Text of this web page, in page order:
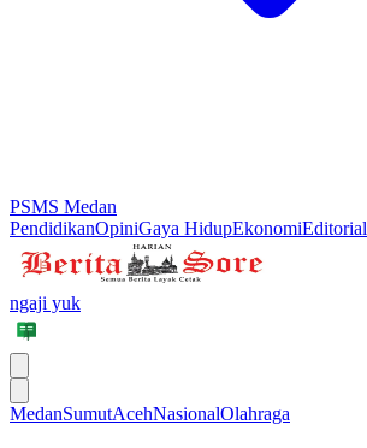
PSMS Medan
PendidikanOpiniGaya HidupEkonomiEditorial
ngaji yuk
MedanSumutAcehNasionalOlahraga